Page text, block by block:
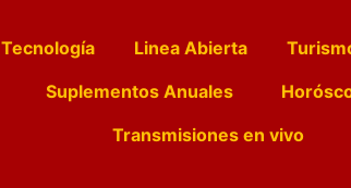
Tecnología Linea Abierta
Suplementos Anuales
Transmisiones en vivo